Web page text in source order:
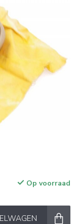
Op voorraad